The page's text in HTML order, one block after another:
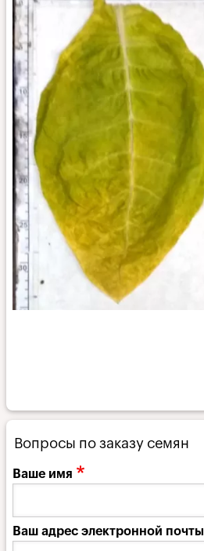
Вопросы по заказу семян
Ваше имя
Ваш адрес электронной почты